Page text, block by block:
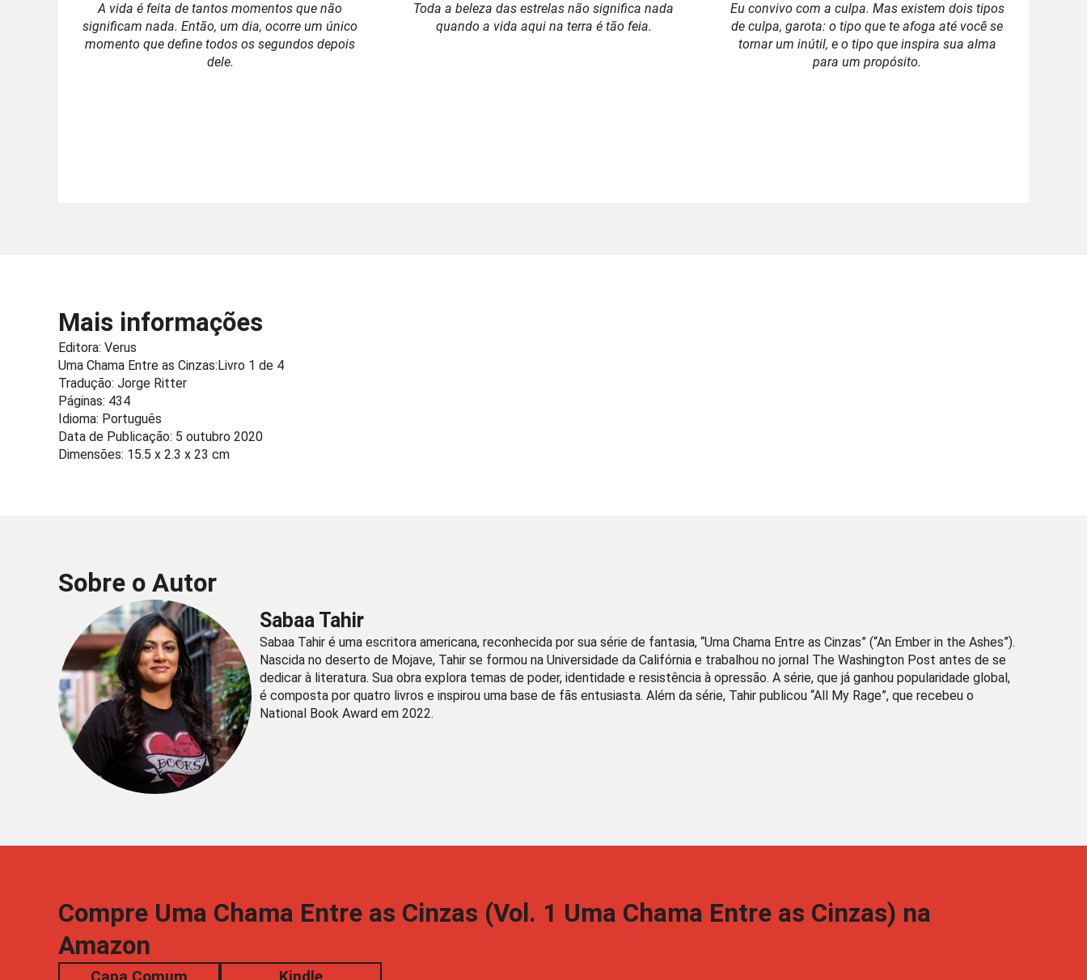
A vida é feita de tantos momentos que não
significam nada. Então, um dia, ocorre um único
momento que define todos os segundos depois
dele.
Toda a beleza das estrelas não significa nada
quando a vida aqui na terra é tão feia.
Eu convivo com a culpa. Mas existem dois tipos
de culpa, garota: o tipo que te afoga até você se
tornar um inútil, e o tipo que inspira sua alma
para um propósito.
Mais informações
Editora: Verus
Uma Chama Entre as Cinzas: Livro 1 de 4
Tradução: Jorge Ritter
Páginas: 434
Idioma: Português
Data de Publicação: 5 outubro 2020
Dimensões: 15.5 x 2.3 x 23 cm
Sobre o Autor
Sabaa Tahir
Sabaa Tahir é uma escritora americana, reconhecida por sua série de fantasia, “Uma Chama Entre as Cinzas” (“An Ember in the Ashes”).
Nascida no deserto de Mojave, Tahir se formou na Universidade da Califórnia e trabalhou no jornal The Washington Post antes de se
dedicar à literatura. Sua obra explora temas de poder, identidade e resistência à opressão. A série, que já ganhou popularidade global,
é composta por quatro livros e inspirou uma base de fãs entusiasta. Além da série, Tahir publicou “All My Rage”, que recebeu o
National Book Award em 2022.
Compre Uma Chama Entre as Cinzas (Vol. 1 Uma Chama Entre as Cinzas) na
Amazon
Capa Comum Kindle